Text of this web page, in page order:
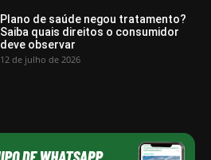
Plano de saúde negou tratamento?
Saiba quais direitos o consumidor
deve observar
12 de julho de 2026